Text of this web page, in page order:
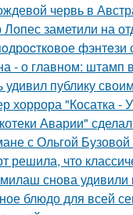
червь в
заметили на
фэнтeзи
- о главном: штамп
публику
хоррора "Косатка -
Аварии"
с Ольгой
решила, что
снова
блюдо для всей